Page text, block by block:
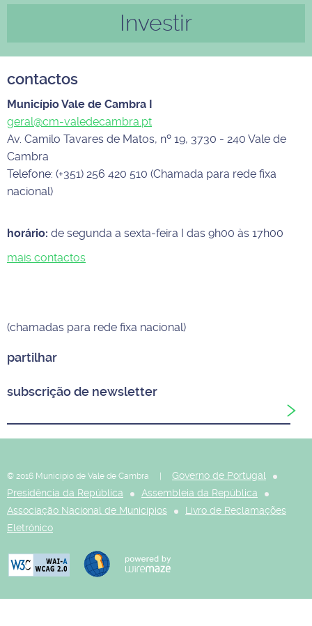
Investir
contactos
Município Vale de Cambra I
geral@cm-valedecambra.pt
Av. Camilo Tavares de Matos, nº 19, 3730 - 240 Vale de
Cambra
Telefone: (+351) 256 420 510 (Chamada para rede fixa
nacional)
horário: de segunda a sexta-feira I das 9h00 às 17h00
mais contactos
(chamadas para rede fixa nacional)
partilhar
subscrição de newsletter
© 2016 Município de Vale de Cambra |
Governo de Portugal
Presidência da República
Assembleia da República
Associação Nacional de Municípios
Livro de Reclamações
Eletrónico